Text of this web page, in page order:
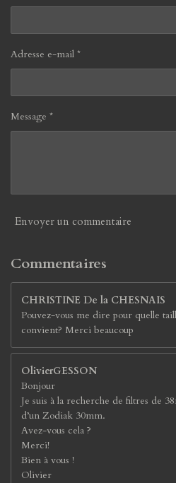
Adresse e-mail *
Message *
Envoyer un commentaire
Commentaires
CHRISTINE De la CHESNAIS
Pouvez-vous me dire pour quelle
convient? Merci beaucoup
OlivierGESSON
Bonjour
Je suis à la recherche de filtres de
d’un Zodiak 30mm.
Avez-vous cela ?
Merci!
Bien à vous !
Olivier